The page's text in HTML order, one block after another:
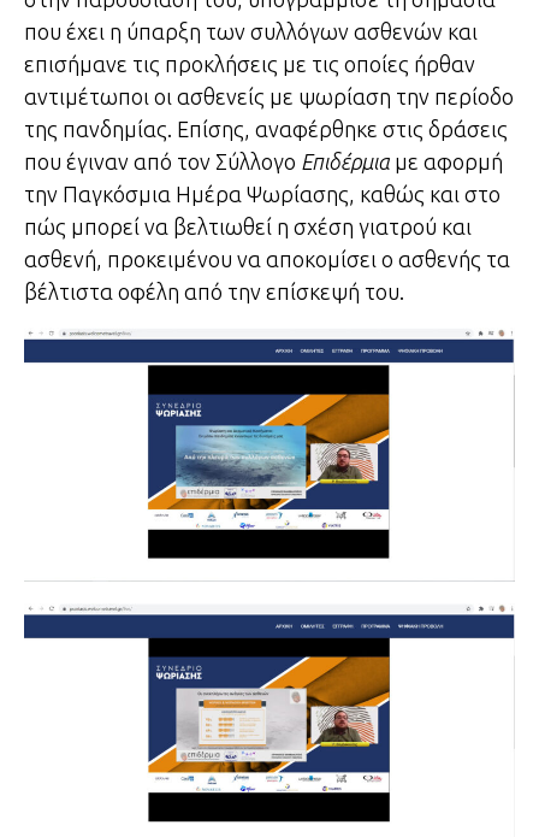
που έχει η ύπαρξη των συλλόγων ασθενών και
επισήμανε τις προκλήσεις με τις οποίες ήρθαν
αντιμέτωποι οι ασθενείς με ψωρίαση την περίοδο
της πανδημίας. Επίσης, αναφέρθηκε στις δράσεις
που έγιναν από τον Σύλλογο Επιδέρμια με αφορμή
την Παγκόσμια Ημέρα Ψωρίασης, καθώς και στο
πώς μπορεί να βελτιωθεί η σχέση γιατρού και
ασθενή, προκειμένου να αποκομίσει ο ασθενής τα
βέλτιστα οφέλη από την επίσκεψή του.